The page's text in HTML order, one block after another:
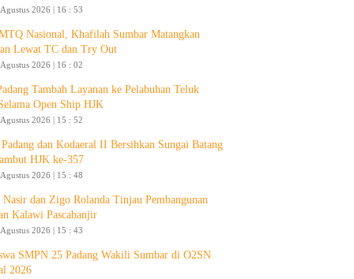
2026 | 16 : 53
Nasional, Khafilah Sumbar Matangkan
Lewat TC dan Try Out
2026 | 16 : 02
Tambah Layanan ke Pelabuhan Teluk
Open Ship HJK
2026 | 15 : 52
dan Kodaeral II Bersihkan Sungai Batang
HJK ke-357
2026 | 15 : 48
Nasir dan Zigo Rolanda Tinjau Pembangunan
Kalawi Pascabanjir
2026 | 15 : 43
SMPN 25 Padang Wakili Sumbar di O2SN
2026